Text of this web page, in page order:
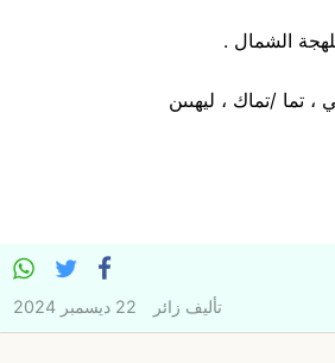
الشمال .
، تما /تماك ، ليهںںن
تأليف زائر 22 ديسمبر 2024